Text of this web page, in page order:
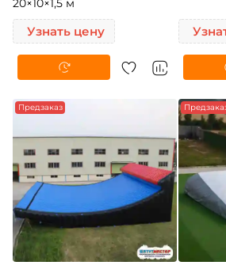
20×10×1,5 м
Узнать цену
Предзаказ